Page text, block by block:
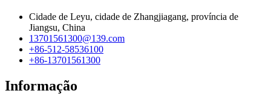
Cidade de Leyu, cidade de Zhangjiagang, província de
Jiangsu, China
13701561300@139.com
+86-512-58536100
+86-13701561300
Informação